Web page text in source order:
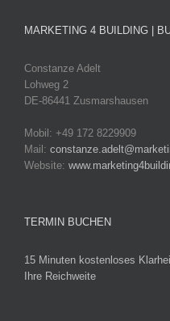
MARKETING 4 BUILDING |
Constanze Adelt
Lohweg 2
DE-86441 Zusmarshausen
Mobil: +49 172 8229909
Mail:
Website:
TERMIN BUCHEN
15 Minuten kostenloses
Ihre Reichweite